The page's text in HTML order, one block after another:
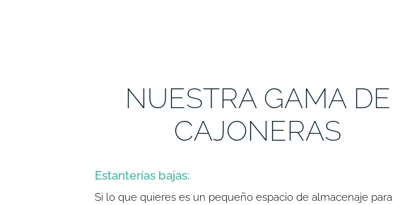
NUESTRA GAMA DE
CAJONERAS
Estanterías bajas:
Si lo que quieres es un pequeño espacio de almacenaje para